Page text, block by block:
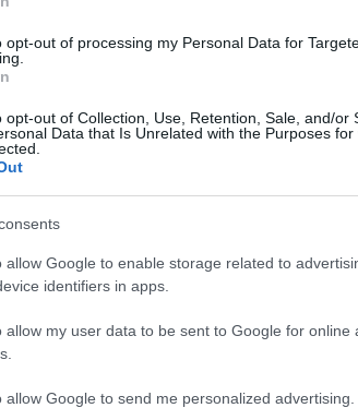
opt-out of processing my Personal Data for
opt-out of Collection, Use, Retention, Sale, and/or
Data that Is Unrelated with the Purposes for
allow Google to enable storage related to
identifiers in apps.
allow my user data to be sent to Google for online
allow Google to send me personalized advertising.
adagolva a tápanyagota növény
növény gyorsabban veszít nedvességet.